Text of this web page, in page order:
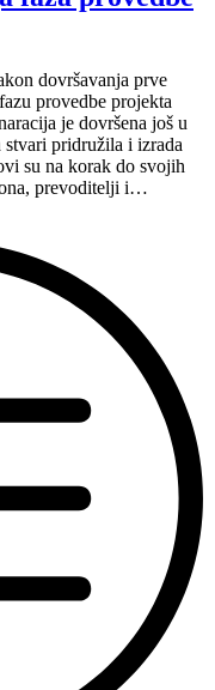
dovršavanja prve
provedbe projekta
je dovršena još u
pridružila i izrada
su na korak do svojih
prevoditelji i…